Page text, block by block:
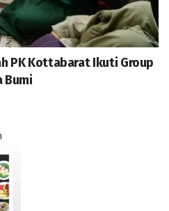
PK Kottabarat Ikuti Group
Bumi